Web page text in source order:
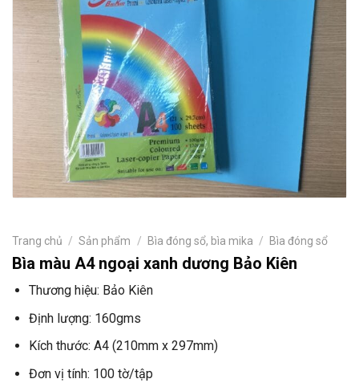
Trang chủ / Sản phẩm / Bìa đóng sổ, bìa mika / Bìa đóng sổ
Bìa màu A4 ngoại xanh dương Bảo Kiên
Thương hiệu: Bảo Kiên
Định lượng: 160gms
Kích thước: A4 (210mm x 297mm)
Đơn vị tính: 100 tờ/tập